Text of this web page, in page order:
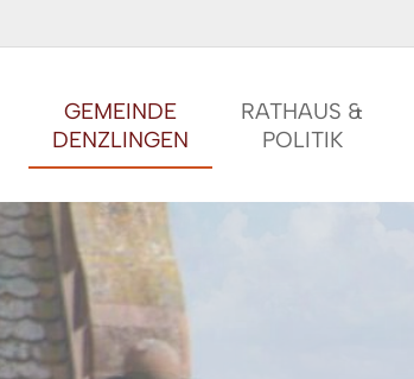
GEMEINDE
DENZLINGEN
RATHAUS &
POLITIK